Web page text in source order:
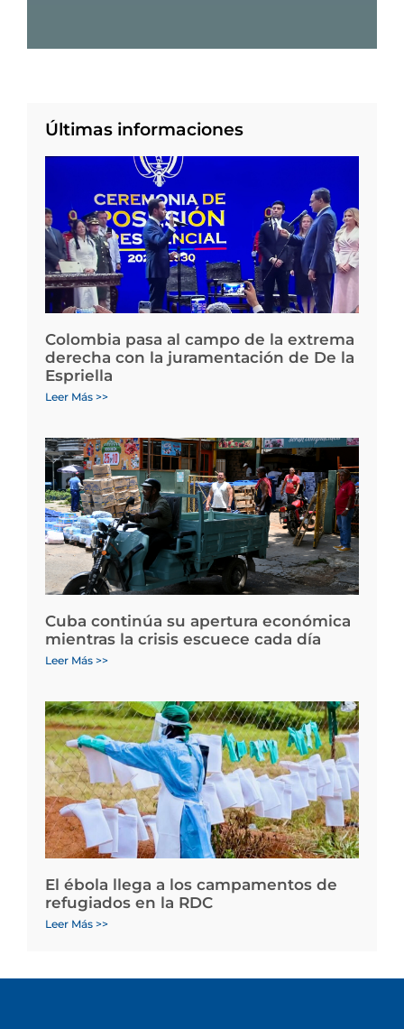
Últimas informaciones
Colombia pasa al campo de la extrema
derecha con la juramentación de De la
Espriella
Leer Más >>
Cuba continúa su apertura económica
mientras la crisis escuece cada día
Leer Más >>
El ébola llega a los campamentos de
refugiados en la RDC
Leer Más >>